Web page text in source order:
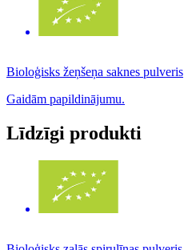
Bioloģisks žeņšeņa saknes pulveris
Gaidām papildinājumu.
Līdzīgi produkti